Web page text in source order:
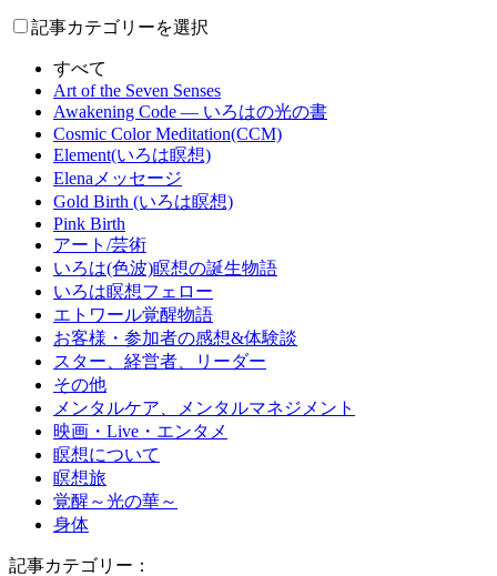
記事カテゴリーを選択
すべて
Art of the Seven Senses
Awakening Code ― いろはの光の書
Cosmic Color Meditation(CCM)
Element(いろは瞑想)
Elenaメッセージ
Gold Birth (いろは瞑想)
Pink Birth
アート/芸術
いろは(色波)瞑想の誕生物語
いろは瞑想フェロー
エトワール覚醒物語
お客様・参加者の感想&体験談
スター、経営者、リーダー
その他
メンタルケア、メンタルマネジメント
映画・Live・エンタメ
瞑想について
瞑想旅
覚醒～光の華～
身体
記事カテゴリー：